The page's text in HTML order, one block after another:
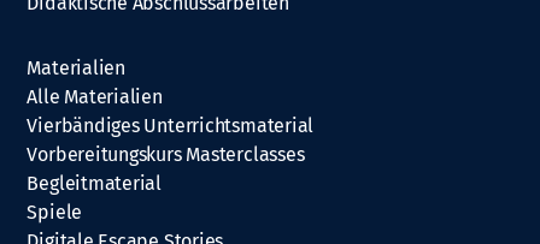
Materialien
Alle Materialien
Vierbändiges Unterrichtsmaterial
Vorbereitungskurs Masterclasses
Begleitmaterial
Spiele